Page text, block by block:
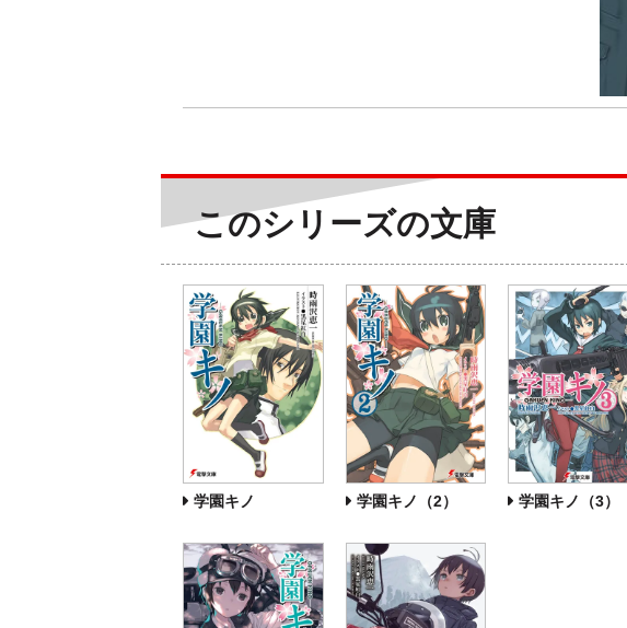
このシリーズの文庫
学園キノ 学園キノ（2） 学園キノ（3）